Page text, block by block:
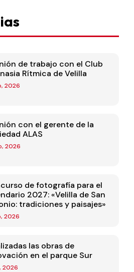
de trabajo con el Club
Rítmica de Velilla
2026
con el gerente de la
ALAS
2026
de fotografía para el
2027: «Velilla de San
tradiciones y paisajes»
2026
las obras de
en el parque Sur
2026